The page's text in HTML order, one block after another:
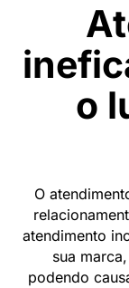
o
O
atendimento
sua
podendo